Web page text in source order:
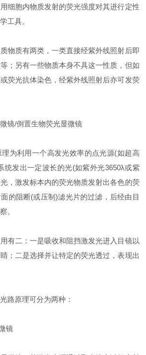
胞内物质发射的荧光强度对其进行定性
工具。
质有两类，一类直接经紫外线照射后即
；另有一些物质本身不具这一性质，但如
荧光抗体染色，经紫外线照射后亦可发荧
/倒置生物荧光显微镜
利用一个高发光效率的点光源(如超高
统发出一定波长的光(如紫外光3650λ或紫
，激发标本内的荧光物质发射出各色的荧
的阻断(或压制)滤光片的过滤，后经由目
。
二：一是吸收和阻挡激发光进入目镜以
；二是选择并让特定的荧光透过，表现出
原理可分为两种：
镜